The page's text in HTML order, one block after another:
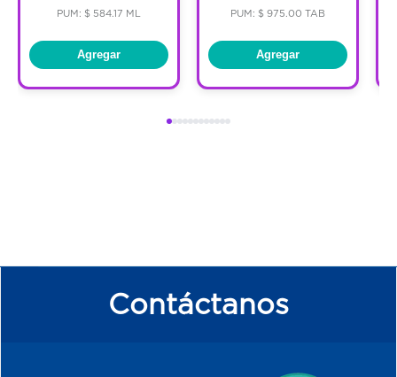
PUM: $ 584.17 ML
Agregar
PUM: $ 975.00 TAB
Agregar
Contáctanos